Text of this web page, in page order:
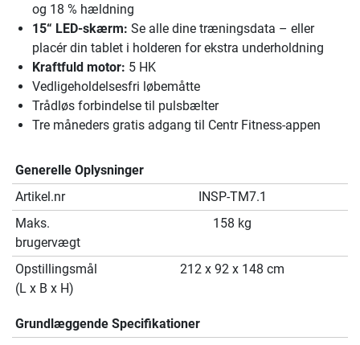
og 18 % hældning
15“ LED-skærm: Se alle dine træningsdata – eller
placér din tablet i holderen for ekstra underholdning
Kraftfuld motor: 5 HK
Vedligeholdelsesfri løbemåtte
Trådløs forbindelse til pulsbælter
Tre måneders gratis adgang til Centr Fitness-appen
Generelle Oplysninger
Artikel.nr
INSP-TM7.1
Maks.
brugervægt
158 kg
Opstillingsmål
(L x B x H)
212 x 92 x 148 cm
Grundlæggende Specifikationer